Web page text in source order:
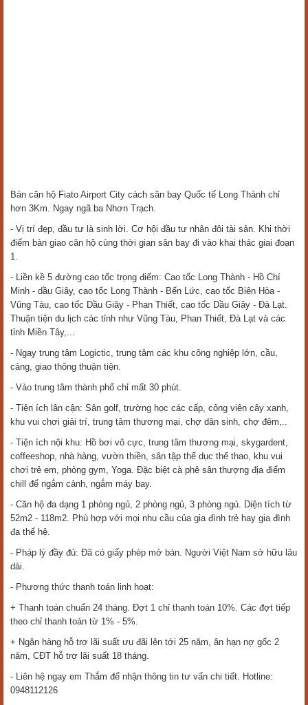
Bán căn hộ Fiato Airport City cách sân bay Quốc tế Long Thành chỉ
hơn 3Km. Ngay ngã ba Nhơn Trạch.
- Vị trí đẹp, đầu tư là sinh lời. Cơ hội đầu tư nhân đôi tài sản. Khi thời
điểm bàn giao căn hộ cùng thời gian sân bay đi vào khai thác giai đoạn
1.
- Liền kề 5 đường cao tốc trọng điểm: Cao tốc Long Thành - Hồ Chí
Minh - dầu Giây, cao tốc Long Thành - Bến Lức, cao tốc Biên Hòa -
Vũng Tàu, cao tốc Dầu Giây - Phan Thiết, cao tốc Dầu Giây - Đà Lạt.
Thuận tiện du lịch các tỉnh như Vũng Tàu, Phan Thiết, Đà Lạt và các
tỉnh Miền Tây,...
- Ngay trung tâm Logictic, trung tâm các khu công nghiệp lớn, cầu,
cảng, giao thông thuận tiện.
- Vào trung tâm thành phố chỉ mất 30 phút.
- Tiện ích lân cận: Sân golf, trường học các cấp, công viên cây xanh,
khu vui chơi giải trí, trung tâm thương mại, chợ dân sinh, chợ đêm,..
- Tiện ích nội khu: Hồ bơi vô cực, trung tâm thương mại, skygardent,
coffeeshop, nhà hàng, vườn thiền, sân tập thể dục thể thao, khu vui
chơi trẻ em, phòng gym, Yoga. Đặc biệt cà phê sân thượng địa điểm
chill để ngắm cảnh, ngắm máy bay.
- Căn hộ đa dạng 1 phòng ngủ, 2 phòng ngủ, 3 phòng ngủ. Diện tích từ
52m2 - 118m2. Phù hợp với mọi nhu cầu của gia đình trẻ hay gia đình
đa thế hệ.
- Pháp lý đầy đủ: Đã có giấy phép mở bán. Người Việt Nam sở hữu lâu
dài.
- Phương thức thanh toán linh hoạt:
+ Thanh toán chuẩn 24 tháng. Đợt 1 chỉ thanh toán 10%. Các đợt tiếp
theo chỉ thanh toán từ 1% - 5%.
+ Ngân hàng hỗ trợ lãi suất ưu đãi lên tới 25 năm, ân hạn nợ gốc 2
năm, CĐT hỗ trợ lãi suất 18 tháng.
- Liên hệ ngay em Thắm để nhận thông tin tư vấn chi tiết. Hotline:
0948112126